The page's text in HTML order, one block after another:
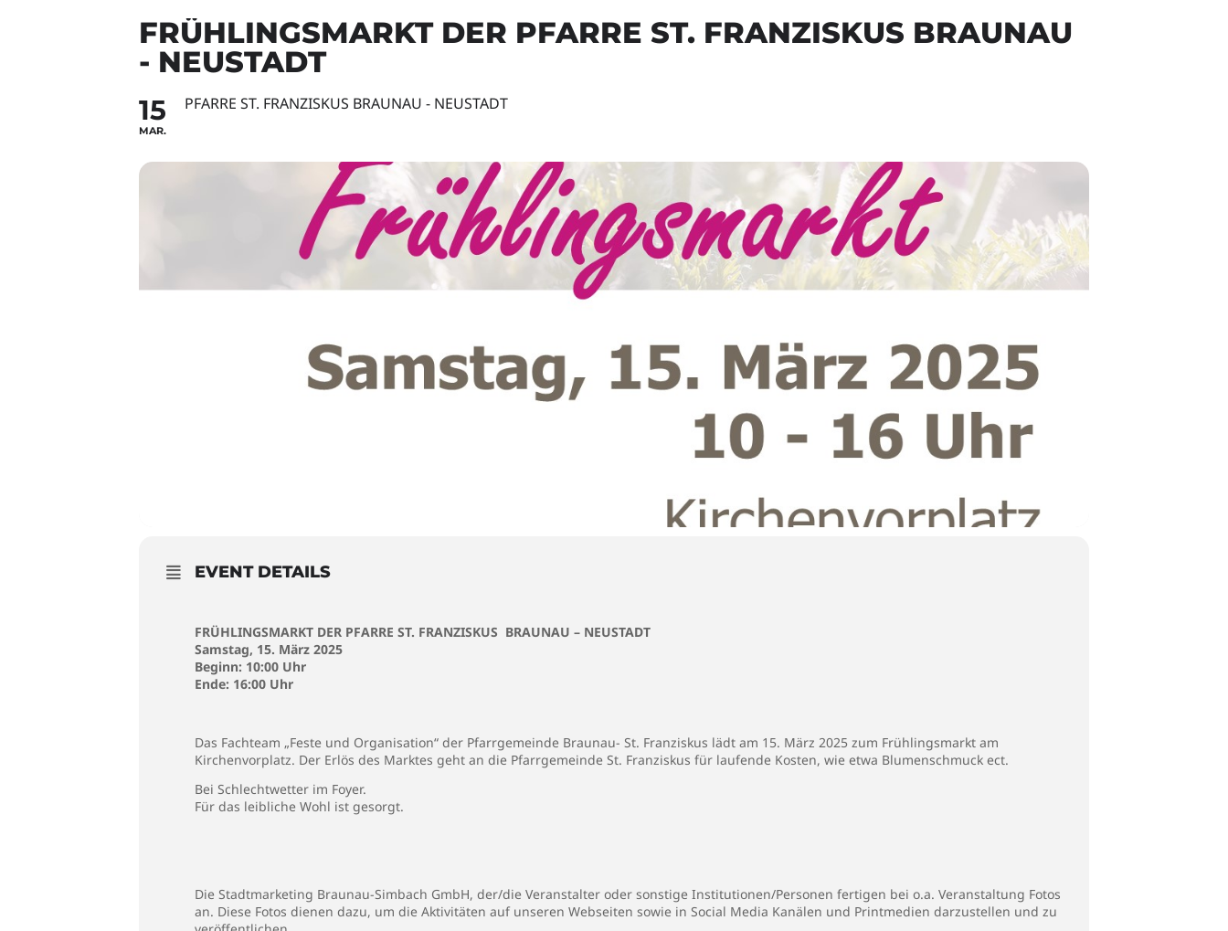
FRÜHLINGSMARKT DER PFARRE ST. FRANZISKUS BRAUNAU
- NEUSTADT
15
MAR.
PFARRE ST. FRANZISKUS BRAUNAU - NEUSTADT
EVENT DETAILS
FRÜHLINGSMARKT DER PFARRE ST. FRANZISKUS BRAUNAU – NEUSTADT
Samstag, 15. März 2025
Beginn: 10:00 Uhr
Ende: 16:00 Uhr
Das Fachteam „Feste und Organisation“ der Pfarrgemeinde Braunau- St. Franziskus lädt am 15. März 2025 zum Frühlingsmarkt am
Kirchenvorplatz. Der Erlös des Marktes geht an die Pfarrgemeinde St. Franziskus für laufende Kosten, wie etwa Blumenschmuck ect.
Bei Schlechtwetter im Foyer.
Für das leibliche Wohl ist gesorgt.
Die Stadtmarketing Braunau-Simbach GmbH, der/die Veranstalter oder sonstige Institutionen/Personen fertigen bei o.a. Veranstaltung Fotos
an. Diese Fotos dienen dazu, um die Aktivitäten auf unseren Webseiten sowie in Social Media Kanälen und Printmedien darzustellen und zu